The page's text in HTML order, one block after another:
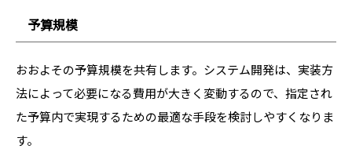
予算規模
おおよその予算規模を共有します。システム開発は、実装方
法によって必要になる費用が大きく変動するので、指定され
た予算内で実現するための最適な手段を検討しやすくなりま
す。